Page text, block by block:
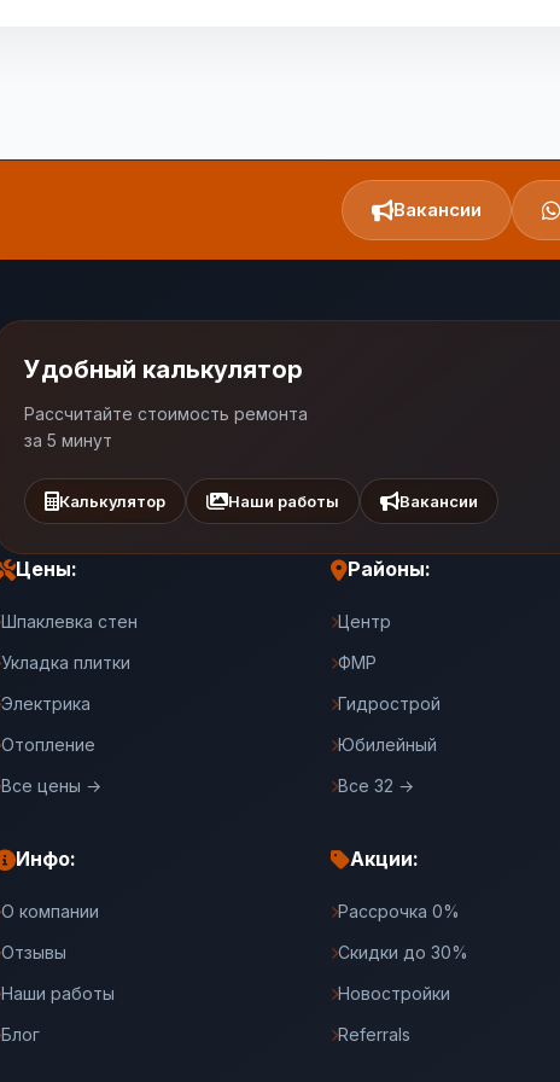
Вакансии
Удобный калькулятор
Рассчитайте стоимость ремонта
за 5 минут
Калькулятор Наши работы Вакансии
Цены:
Шпаклевка стен
Укладка плитки
Электрика
Отопление
Все цены →
Районы:
Центр
ФМР
Гидрострой
Юбилейный
Все 32 →
Инфо:
О компании
Отзывы
Наши работы
Блог
Акции:
Рассрочка 0%
Скидки до 30%
Новостройки
Referrals